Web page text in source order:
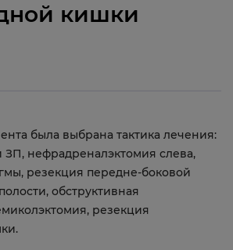
кишки
была выбрана тактика лечения:
ЗП, нефрадреналэктомия слева,
резекция передне-боковой
обструктивная
резекция